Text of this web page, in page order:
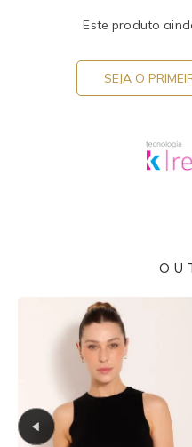
Este produto
SEJA O